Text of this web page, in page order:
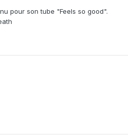
pour son tube "Feels so good".